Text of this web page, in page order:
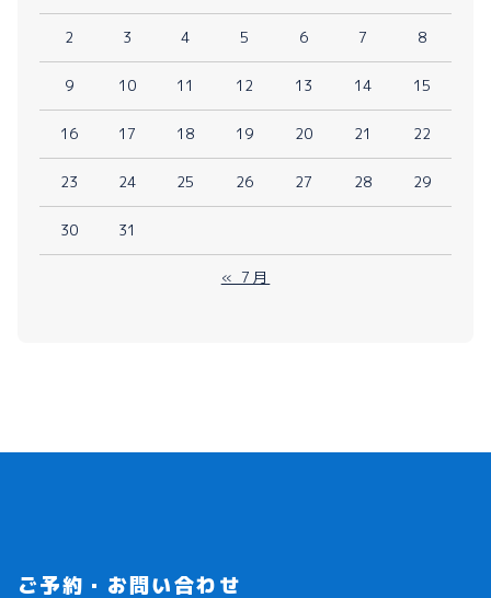
2 3 4 5 6 7 8
9 10 11 12 13 14 15
16 17 18 19 20 21 22
23 24 25 26 27 28 29
30 31
« 7月
ご予約・お問い合わせ